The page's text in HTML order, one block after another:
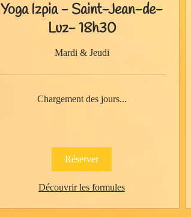
Yoga Izpia - Saint-Jean-de-
Luz- 18h30
Mardi & Jeudi
Chargement des jours...
Réserver
Découvrir les formules